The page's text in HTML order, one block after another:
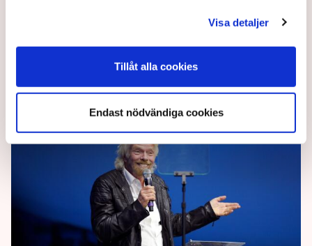
Visa detaljer
Tillåt alla cookies
Endast nödvändiga cookies
Nu räcker det. Budskapet från anhöriga som
protesterade mot gängvåldet var att situationen är
akut – en nationell kris.